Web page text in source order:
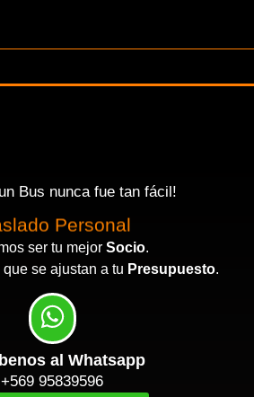
Bus nunca fue tan fácil!
Personal
ser tu mejor Socio.
se ajustan a tu Presupuesto.
al Whatsapp
+569 95839596